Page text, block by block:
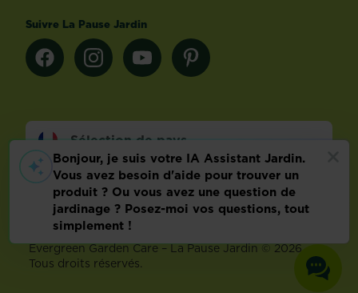
Suivre La Pause Jardin
Sélection de pays
Footer
Mentions légalesFAQ
Politique relative aux données personnelles
Préférences de cookies
Evergreen Garden Care – La Pause Jardin © 2026 –
Tous droits réservés.